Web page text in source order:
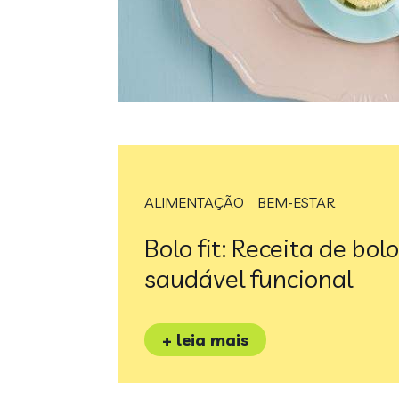
ALIMENTAÇÃO BEM-ESTAR
Bolo fit: Receita de
saudável funcional
+ leia mais